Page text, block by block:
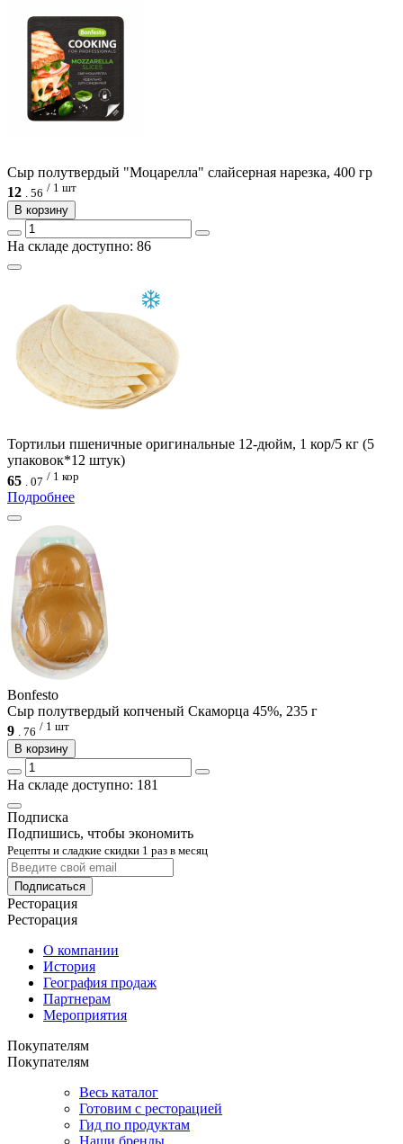
Сыр полутвердый "Моцарелла" слайсерная нарезка, 400 гр
12 . 56 / 1 шт
В корзину
На складе доступно: 86
Тортильи пшеничные оригинальные 12-дюйм, 1 кор/5 кг (5
упаковок*12 штук)
65
07 / 1 кор
Подробнее
Bonfesto
Сыр полутвердый копченый Скаморца 45%, 235 г
9 . 76 / 1 шт
В корзину
На складе доступно: 181
Подписка
Подпишись, чтобы экономить
Рецепты и сладкие скидки 1 раз в месяц
Подписаться
Ресторация
Ресторация
О компании
История
География продаж
Партнерам
Мероприятия
Покупателям
Покупателям
Весь каталог
Готовим с ресторацией
Гид по продуктам
Наши бренды